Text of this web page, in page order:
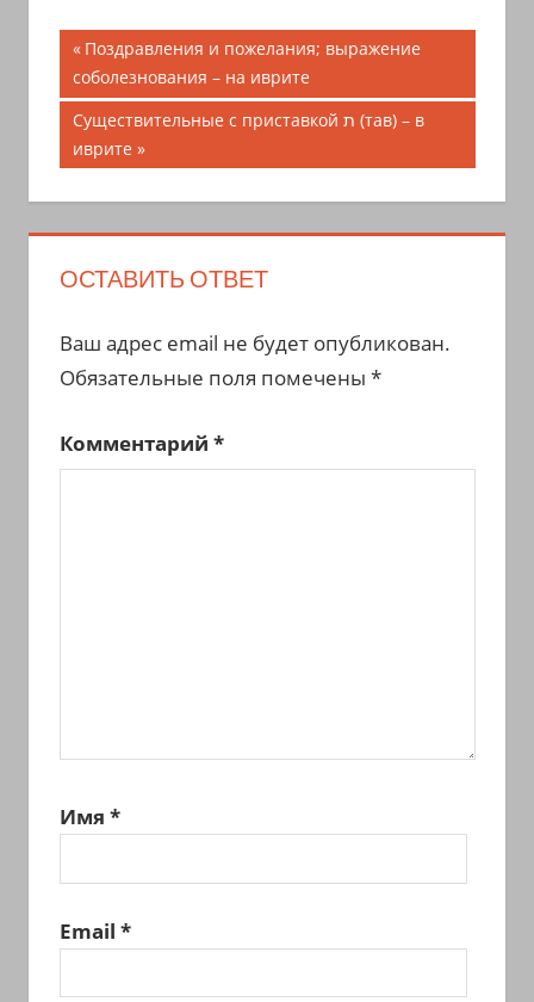
Навигация
по
записям
Предыдущая
запись;
Поздравления и пожелания; выражение
соболезнования – на иврите
Следующая
запись:
Существительные с приставкой ת (тав) – в
иврите
ОСТАВИТЬ ОТВЕТ
Ваш адрес email не будет опубликован.
Обязательные поля помечены *
Комментарий *
Имя *
Email *